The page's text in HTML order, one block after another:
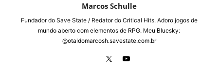
Marcos Schulle
Fundador do Save State / Redator do Critical Hits. Adoro jogos de
mundo aberto com elementos de RPG. Meu Bluesky:
@otaldomarcosh.savestate.com.br